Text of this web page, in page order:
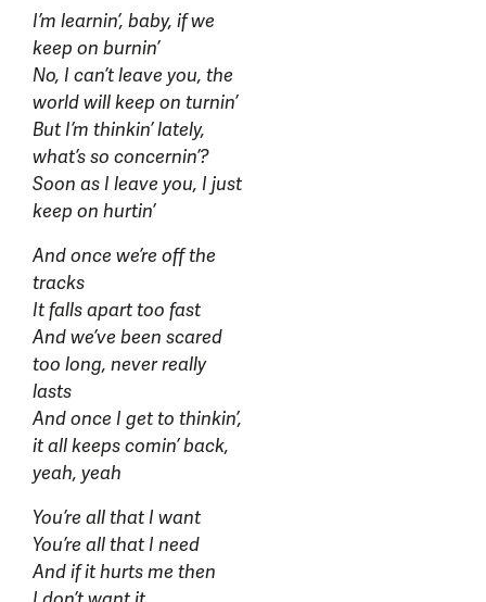
I’m learnin’, baby, if we
keep on burnin’
No, I can’t leave you, the
world will keep on turnin’
But I’m thinkin’ lately,
what’s so concernin’?
Soon as I leave you, I just
keep on hurtin’
And once we’re off the
tracks
It falls apart too fast
And we’ve been scared
too long, never really
lasts
And once I get to thinkin’,
it all keeps comin’ back,
yeah, yeah
You’re all that I want
You’re all that I need
And if it hurts me then